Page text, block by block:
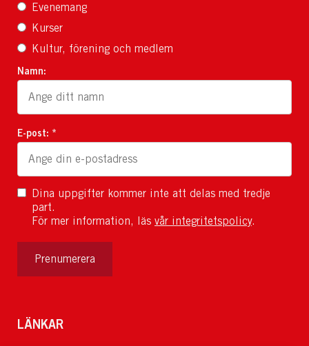
Evenemang
Kurser
Kultur, förening och medlem
Namn:
E-post: *
Dina uppgifter kommer inte att delas med tredje
part.
För mer information, läs vår integritetspolicy.
Prenumerera
LÄNKAR